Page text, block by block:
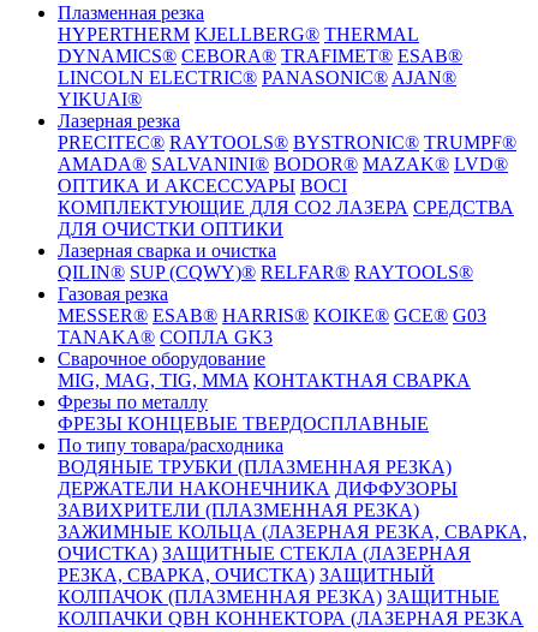
Плазменная резка
HYPERTHERM KJELLBERG® THERMAL
DYNAMICS® CEBORA® TRAFIMET® ESAB®
LINCOLN ELECTRIC® PANASONIC® AJAN®
YIKUAI®
Лазерная резка
PRECITEC® RAYTOOLS® BYSTRONIC® TRUMPF®
AMADA® SALVANINI® BODOR® MAZAK® LVD®
ОПТИКА И АКСЕССУАРЫ BOCI
КОМПЛЕКТУЮЩИЕ ДЛЯ CO2 ЛАЗЕРА СРЕДСТВА
ДЛЯ ОЧИСТКИ ОПТИКИ
Лазерная сварка и очистка
QILIN® SUP (CQWY)® RELFAR® RAYTOOLS®
Газовая резка
MESSER® ESAB® HARRIS® KOIKE® GCE® G03
TANAKA® СОПЛА GK3
Сварочное оборудование
MIG, MAG, TIG, MMA КОНТАКТНАЯ СВАРКА
Фрезы по металлу
ФРЕЗЫ КОНЦЕВЫЕ ТВЕРДОСПЛАВНЫЕ
По типу товара/расходника
ВОДЯНЫЕ ТРУБКИ (ПЛАЗМЕННАЯ РЕЗКА)
ДЕРЖАТЕЛИ НАКОНЕЧНИКА ДИФФУЗОРЫ
ЗАВИХРИТЕЛИ (ПЛАЗМЕННАЯ РЕЗКА)
ЗАЖИМНЫЕ КОЛЬЦА (ЛАЗЕРНАЯ РЕЗКА, СВАРКА,
ОЧИСТКА) ЗАЩИТНЫЕ СТЕКЛА (ЛАЗЕРНАЯ
РЕЗКА, СВАРКА, ОЧИСТКА) ЗАЩИТНЫЙ
КОЛПАЧОК (ПЛАЗМЕННАЯ РЕЗКА) ЗАЩИТНЫЕ
КОЛПАЧКИ QBH КОННЕКТОРА (ЛАЗЕРНАЯ РЕЗКА